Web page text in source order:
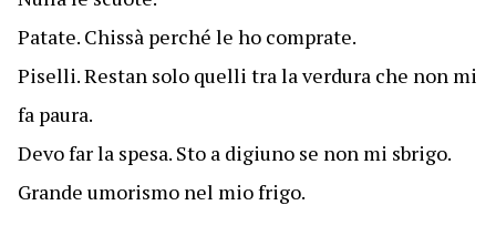
Patate. Chissà perché le ho comprate.
Piselli. Restan solo quelli tra la verdura che non mi
fa paura.
Devo far la spesa. Sto a digiuno se non mi sbrigo.
Grande umorismo nel mio frigo.